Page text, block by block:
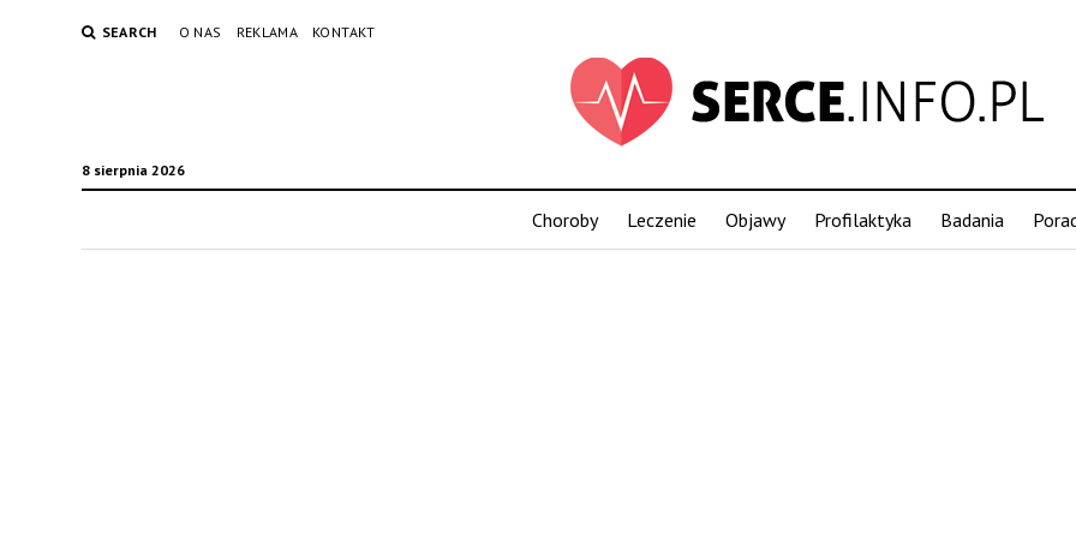
SEARCH O NAS REKLAMA KONTAKT
8 sierpnia 2026
Choroby Leczenie Objawy Profilaktyka Badania